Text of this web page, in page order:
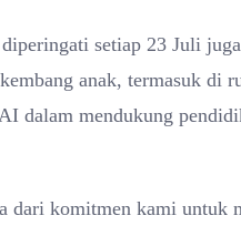
setiap 23 Juli
anak, termasuk di
dalam mendukung
dari komitmen kami untuk